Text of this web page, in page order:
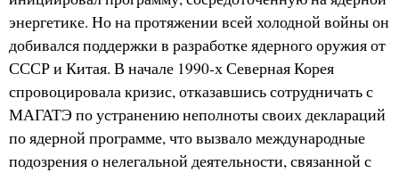
энергетике. Но на протяжении всей холодной войны он
добивался поддержки в разработке ядерного оружия от
СССР и Китая. В начале 1990-х Северная Корея
спровоцировала кризис, отказавшись сотрудничать с
МАГАТЭ по устранению неполноты своих деклараций
по ядерной программе, что вызвало международные
подозрения о нелегальной деятельности, связанной с